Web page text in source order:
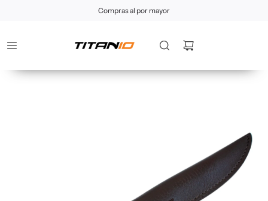
Compras al por mayor